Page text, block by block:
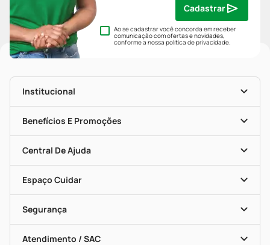
Ao se cadastrar você concorda em receber
comunicação com ofertas e novidades,
conforme a nossapolítica de privacidade.
Cadastrar
Institucional
História
Nossas Lojas
Mapa De Categorias
Blog Da PP
Seja Uma Loja Parceira
Benefícios E Promoções
Clube PP
Convênios
Programa Popular Do Brasil
Encarte De Ofertas
Dermaclub
Descontos De Laboratório (PBM)
Cupons E Ofertas
Central De Ajuda
Entrega
Recompra Programada
Compras Com Receita
Alomed (tele-Entrega)
Formas De Pagamento
Troca E Devolução
Bulas De A A Z
Políticas De Marketplace
Espaço Cuidar
Vacinas
Serviços Farmacêuticos
Testes Rápidos
Autoteste Covid-19
Segurança
Certificado De Segurança
Portal Da Privacidade
Atendimento / SAC